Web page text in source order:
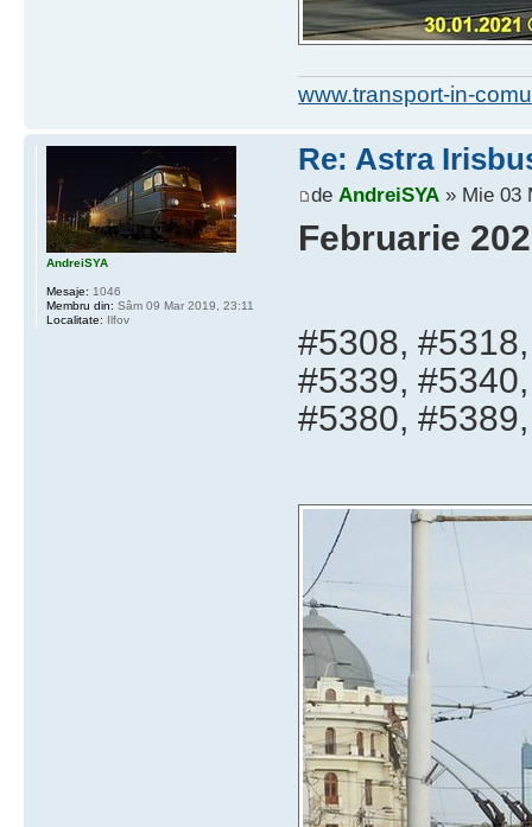
www.transport-in-
Re: Astra
de AndreiSYA» Mie 03
Februarie
#5308,
#5339,
#5380,
AndreiSYA
Mesaje: 1046
Membru din: Sâm 09 Mar 2019, 23:11
Localitate: Ilfov